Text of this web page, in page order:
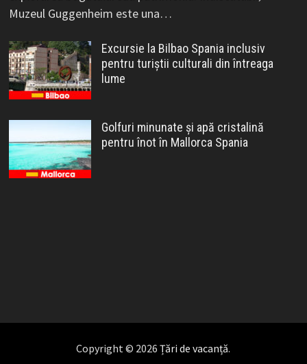
Muzeul Guggenheim este una…
Excursie la Bilbao Spania inclusiv
pentru turiștii culturali din întreaga
lume
Golfuri minunate și apă cristalină
pentru înot în Mallorca Spania
Copyright © 2026Țări de vacanță.